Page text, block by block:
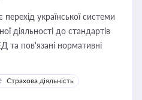
української системи
діяльності до стандартів
та пов'язані нормативні
Страхова діяльність